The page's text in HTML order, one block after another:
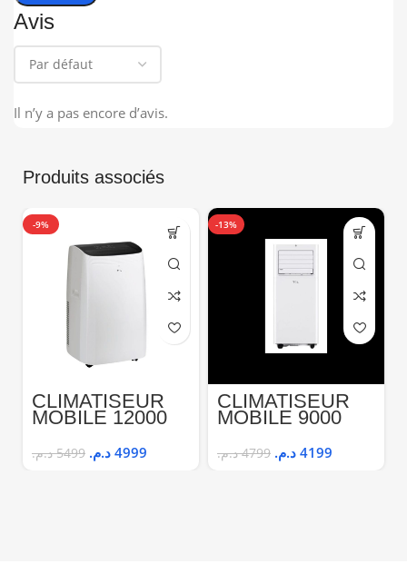
Avis
Il n’y a pas encore d’avis.
Produits associés
-9%
CLIMATISEUR
MOBILE 12000
FROID TCL
5499 د.م. 4999 د.م.
-13%
CLIMATISEUR
MOBILE 9000
4799 د.م. 4199 د.م.